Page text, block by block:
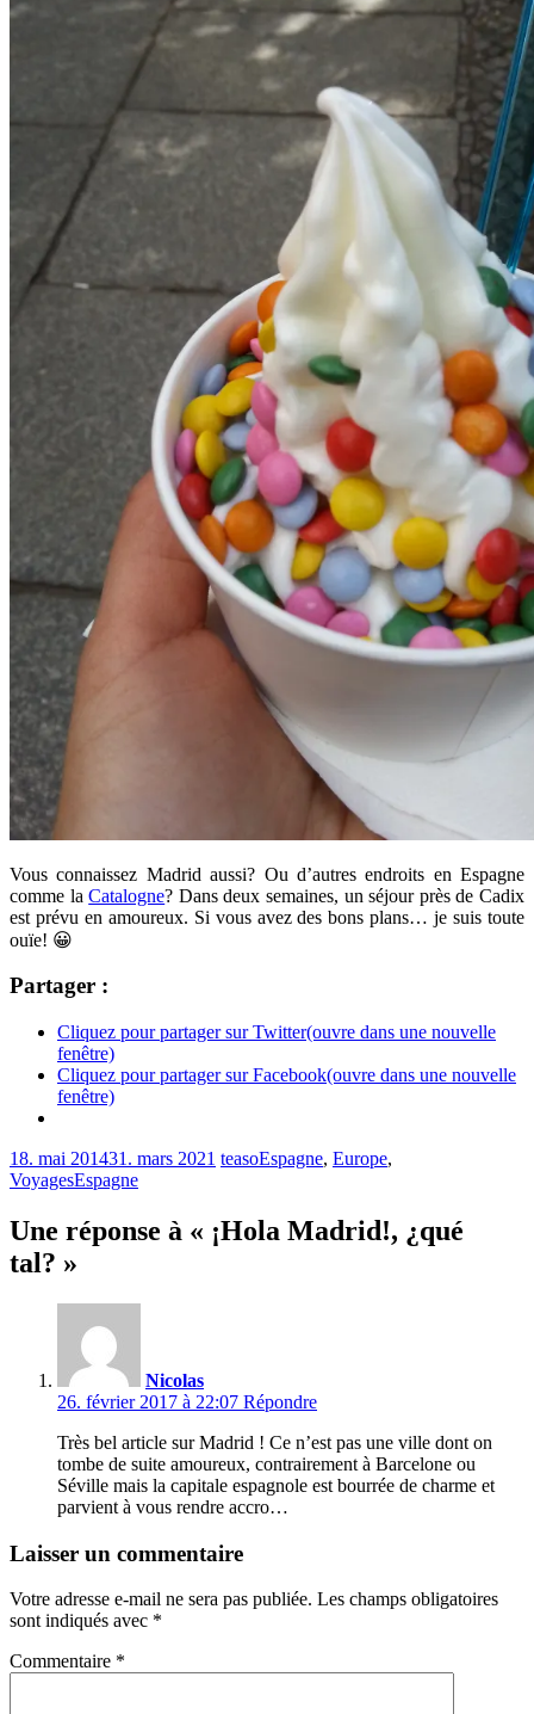
Vous connaissez Madrid aussi? Ou d’autres endroits en Espagne
comme laCatalogne? Dans deux semaines, un séjour près de Cadix
est prévu en amoureux. Si vous avez des bons plans… je suis toute
ouïe! 😀
Partager :
Cliquez pour partager sur Twitter(ouvre dans une nouvelle
fenêtre)
Cliquez pour partager sur Facebook(ouvre dans une nouvelle
fenêtre)
18. mai 201431. mars 2021 teasoEspagne, Europe,
VoyagesEspagne
Une réponse à « ¡Hola Madrid!, ¿qué
tal? »
Nicolas
26. février 2017 à 22:07 Répondre
Très bel article sur Madrid ! Ce n’est pas une ville dont on
tombe de suite amoureux, contrairement à Barcelone ou
Séville mais la capitale espagnole est bourrée de charme et
parvient à vous rendre accro…
Laisser un commentaire
Votre adresse e-mail ne sera pas publiée. Les champs obligatoires
sont indiqués avec *
Commentaire *